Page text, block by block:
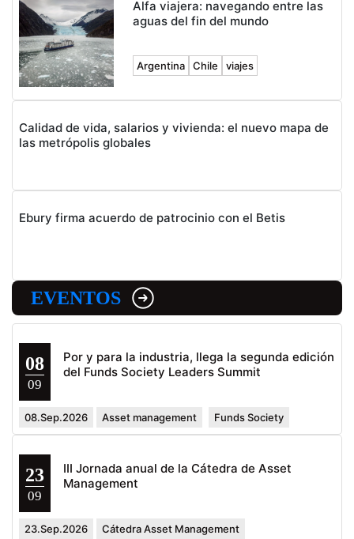
Alfa viajera: navegando entre las
aguas del fin del mundo
Argentina Chile viajes
Calidad de vida, salarios y vivienda: el nuevo mapa de
las metrópolis globales
Ebury firma acuerdo de patrocinio con el Betis
EVENTOS
08
09
Por y para la industria, llega la segunda edición
del Funds Society Leaders Summit
08.Sep.2026 Asset management Funds Society
23
09
III Jornada anual de la Cátedra de Asset
Management
23.Sep.2026
Cátedra Asset Management